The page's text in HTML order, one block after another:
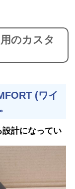
のカスタ
(ワイ
設計になってい